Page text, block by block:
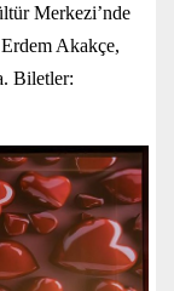
Merkezi’nde
Akakçe,
Biletler: